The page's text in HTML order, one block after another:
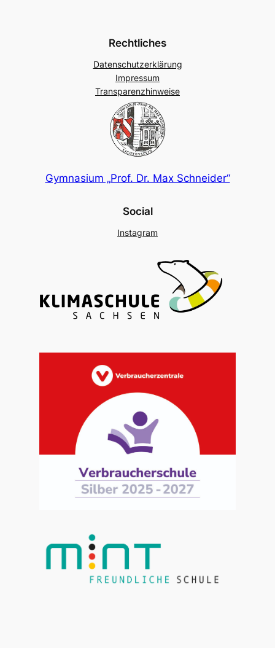
Rechtliches
Datenschutzerklärung
Impressum
Transparenzhinweise
Gymnasium „Prof. Dr. Max Schneider“
Social
Instagram